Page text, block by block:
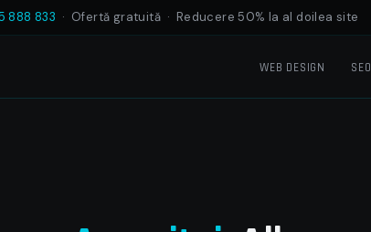
888 833 · Ofertă gratuită · Reducere 50% la al doilea site
WEB DESIGN SEO